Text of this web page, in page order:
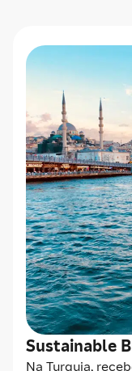
Sustainable
Na Turquia,